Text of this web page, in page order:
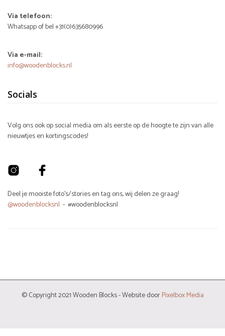
Via telefoon:
Whatsapp of bel +31(0)635680996
Via e-mail:
info@woodenblocks.nl
Socials
Volg ons ook op social media om als eerste op de hoogte te zijn van alle
nieuwtjes en kortingscodes!
Deel je mooiste foto's/stories en tag ons, wij delen ze graag!
@woodenblocksnl - #woodenblocksnl
© Copyright 2021 Wooden Blocks - Website doorPixelbox Media